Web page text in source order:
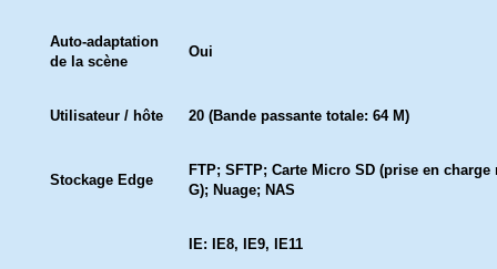
Auto-adaptation
de la scène
Oui
Utilisateur / hôte 20 (Bande passante totale: 64 M)
Stockage Edge
FTP; SFTP; Carte Micro SD (prise en charge
G); Nuage; NAS
IE: IE8, IE9, IE11